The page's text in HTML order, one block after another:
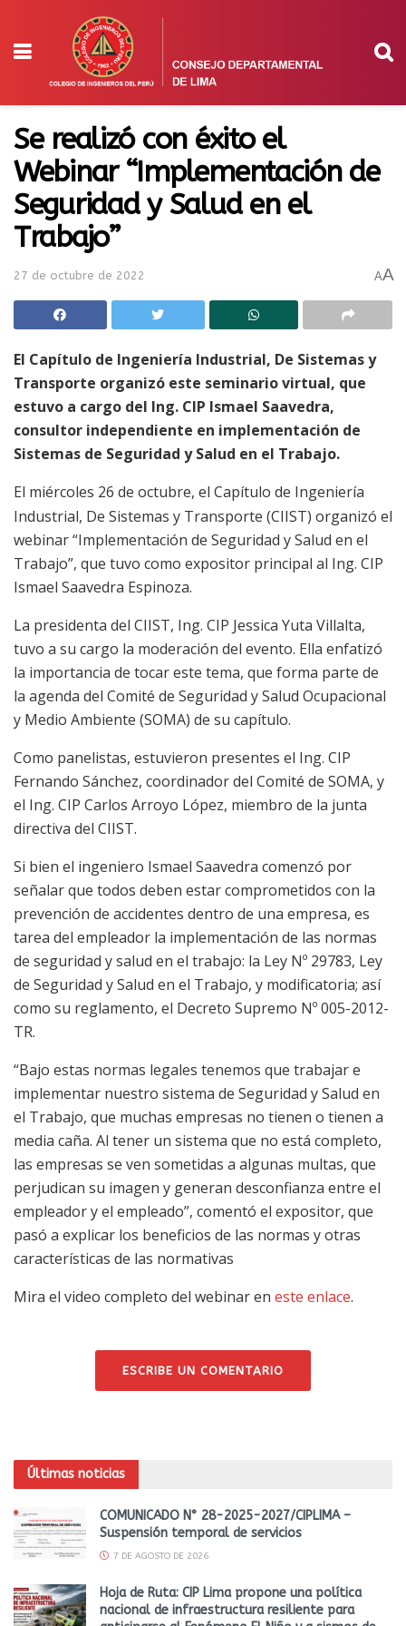
Se realizó con éxito el
Webinar “Implementación de
Seguridad y Salud en el
Trabajo”
27 de octubre de 2022 AA
El Capítulo de Ingeniería Industrial, De Sistemas y
Transporte organizó este seminario virtual, que
estuvo a cargo del Ing. CIP Ismael Saavedra,
consultor independiente en implementación de
Sistemas de Seguridad y Salud en el Trabajo.
El miércoles 26 de octubre, el Capítulo de Ingeniería
Industrial, De Sistemas y Transporte (CIIST) organizó el
webinar “Implementación de Seguridad y Salud en el
Trabajo”, que tuvo como expositor principal al Ing. CIP
Ismael Saavedra Espinoza.
La presidenta del CIIST, Ing. CIP Jessica Yuta Villalta,
tuvo a su cargo la moderación del evento. Ella enfatizó
la importancia de tocar este tema, que forma parte de
la agenda del Comité de Seguridad y Salud Ocupacional
y Medio Ambiente (SOMA) de su capítulo.
Como panelistas, estuvieron presentes el Ing. CIP
Fernando Sánchez, coordinador del Comité de SOMA, y
el Ing. CIP Carlos Arroyo López, miembro de la junta
directiva del CIIST.
Si bien el ingeniero Ismael Saavedra comenzó por
señalar que todos deben estar comprometidos con la
prevención de accidentes dentro de una empresa, es
tarea del empleador la implementación de las normas
de seguridad y salud en el trabajo: la Ley Nº 29783, Ley
de Seguridad y Salud en el Trabajo, y modificatoria; así
como su reglamento, el Decreto Supremo Nº 005-2012-
TR.
“Bajo estas normas legales tenemos que trabajar e
implementar nuestro sistema de Seguridad y Salud en
el Trabajo, que muchas empresas no tienen o tienen a
media caña. Al tener un sistema que no está completo,
las empresas se ven sometidas a algunas multas, que
perjudican su imagen y generan desconfianza entre el
empleador y el empleado”, comentó el expositor, que
pasó a explicar los beneficios de las normas y otras
características de las normativas
Mira el video completo del webinar en este enlace.
ESCRIBE UN COMENTARIO
Últimas noticias
COMUNICADO N° 28-2025-2027/CIPLIMA –
Suspensión temporal de servicios
7 DE AGOSTO DE 2026
Hoja de Ruta: CIP Lima propone una política
nacional de infraestructura resiliente para